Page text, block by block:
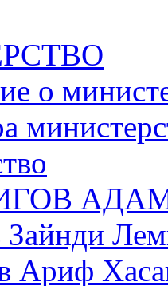
о
Зайнди
Ариф